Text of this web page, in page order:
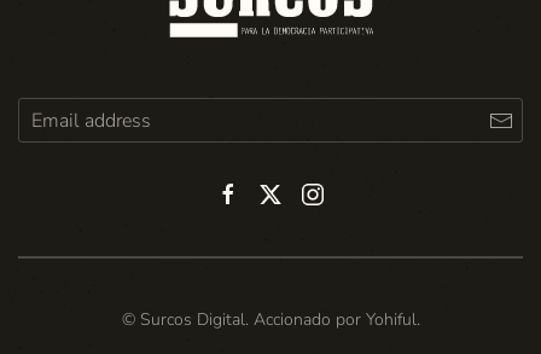
© Surcos Digital. Accionado por Yohiful.